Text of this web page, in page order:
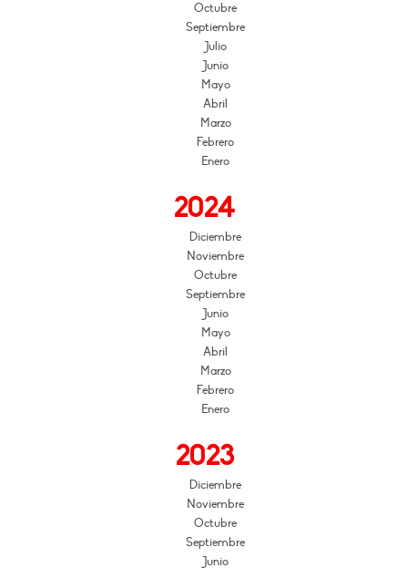
Octubre
Septiembre
Julio
Junio
Mayo
Abril
Marzo
Febrero
Enero
2024
Diciembre
Noviembre
Octubre
Septiembre
Junio
Mayo
Abril
Marzo
Febrero
Enero
2023
Diciembre
Noviembre
Octubre
Septiembre
Junio